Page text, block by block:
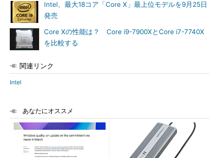
Intel、最大18コア「Core X」最上位モデルを9月25日
発売
Core Xの性能は？ Core i9-7900XとCore i7-7740X
を比較する
関連リンク
Intel
あなたにオススメ